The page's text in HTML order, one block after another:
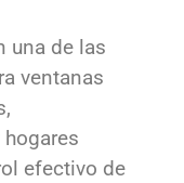
una de las
ventanas
efectivo de